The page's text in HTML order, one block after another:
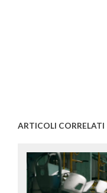
ARTICOLI CORRELATI